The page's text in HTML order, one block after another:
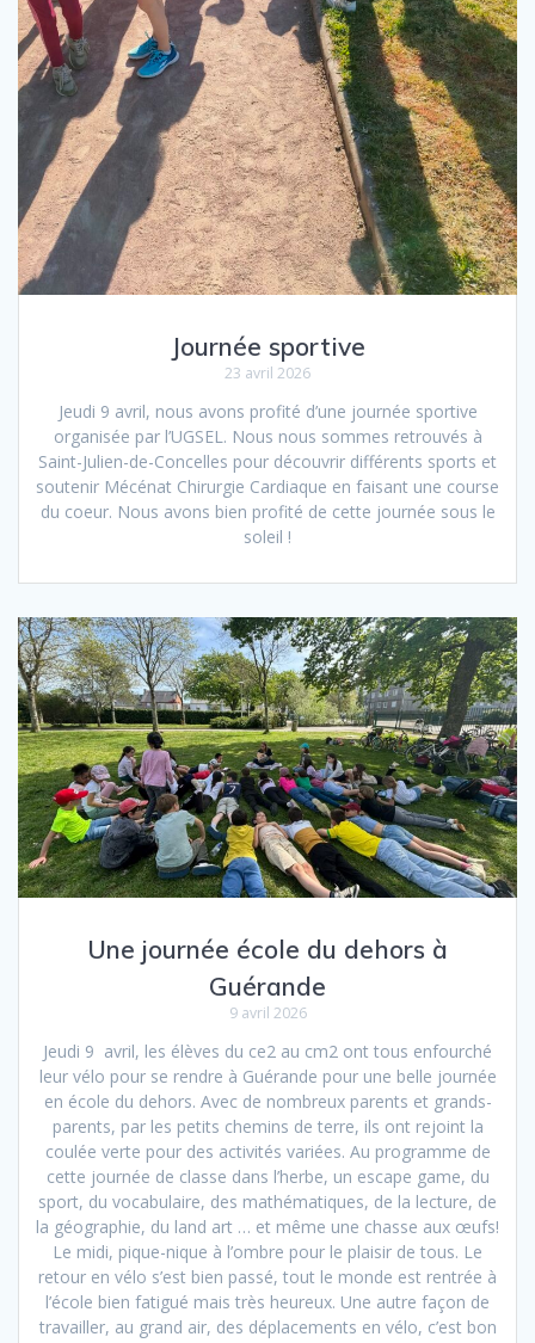
Journée sportive
23 avril 2026
Jeudi 9 avril, nous avons profité d’une journée sportive
organisée par l’UGSEL. Nous nous sommes retrouvés à
Saint-Julien-de-Concelles pour découvrir différents sports et
soutenir Mécénat Chirurgie Cardiaque en faisant une course
du coeur. Nous avons bien profité de cette journée sous le
soleil !
Une journée école du dehors à
Guérande
9 avril 2026
Jeudi 9 avril, les élèves du ce2 au cm2 ont tous enfourché
leur vélo pour se rendre à Guérande pour une belle journée
en école du dehors. Avec de nombreux parents et grands-
parents, par les petits chemins de terre, ils ont rejoint la
coulée verte pour des activités variées. Au programme de
cette journée de classe dans l’herbe, un escape game, du
sport, du vocabulaire, des mathématiques, de la lecture, de
la géographie, du land art … et même une chasse aux œufs!
Le midi, pique-nique à l’ombre pour le plaisir de tous. Le
retour en vélo s’est bien passé, tout le monde est rentrée à
l’école bien fatigué mais très heureux. Une autre façon de
travailler, au grand air, des déplacements en vélo, c’est bon